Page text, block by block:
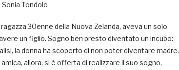
Sonia Tondolo
30enne della Nuova Zelanda, aveva un solo
un figlio. Sogno ben presto diventato un incubo:
la donna ha scoperto di non poter diventare madre.
allora, si è offerta di realizzare il suo sogno,